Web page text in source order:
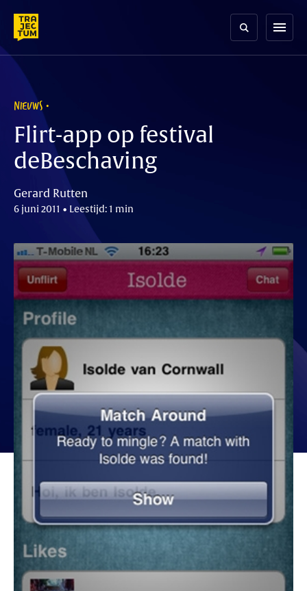
content
menu
NIEUWS
Flirt-app op festival
deBeschaving
Gerard Rutten
6 juni 2011 • Leestijd: 1 min